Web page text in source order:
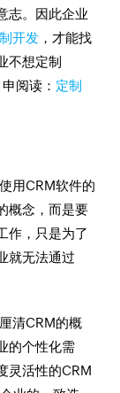
志。因此企业
开发 ，才能找
不想定制
阅读： 定制
用CRM软件的
概念，而是要
作，只是为了
就无法通过
清CRM的概
的个性化需
灵活性的CRM